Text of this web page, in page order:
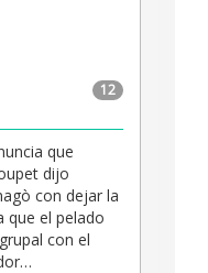
12
que
dijo
con dejar la
que el pelado
con el